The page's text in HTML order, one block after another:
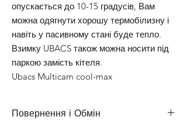
опускається до 10-15 градусів, Вам
можна одягнути хорошу термобілизну і
навіть у пасивному стані буде тепло.
Взимку UBACS також можна носити під
паркою замість кітеля.
Ubacs Multicam cool-max
Повернення і Обмін